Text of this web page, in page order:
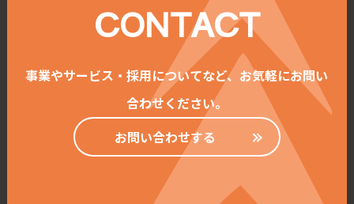
CONTACT
事業やサービス・採用についてなど、お気軽にお問い
合わせください。
お問い合わせする